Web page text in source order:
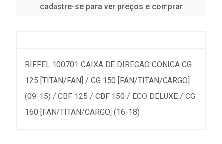
cadastre-se para ver preços e comprar
RIFFEL 100701 CAIXA DE DIRECAO CONICA CG
125 [TITAN/FAN] / CG 150 [FAN/TITAN/CARGO]
(09-15) / CBF 125 / CBF 150 / ECO DELUXE / CG
160 [FAN/TITAN/CARGO] (16-18)